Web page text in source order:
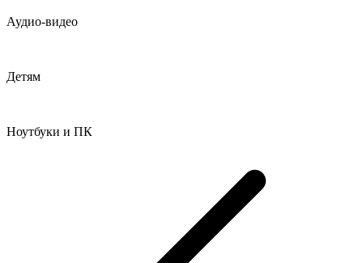
Аудио-видео
Детям
Ноутбуки и ПК